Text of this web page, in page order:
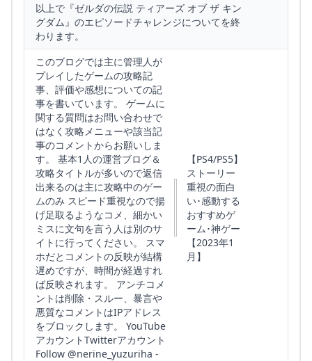
以上で『ゼルダの伝説 ティアーズ オブ ザ キン
グダム』のエピソードチャレンジについてを終
わります。
このブログでは主に管理人が
プレイしたゲームの攻略記
事、評価や感想についての記
事を書いています。 ゲームに
関する質問はお問い合わせで
はなく攻略メニューや該当記
事のコメントからお願いしま
す。 基本1人の運営ブログ＆
攻略タイトルが多いので返信
出来るのは主に攻略中のゲー
ムのみ スピード重視なので揚
げ足取るようなコメ、細かい
ミスに文句を言う人は別のサ
イトに行ってください。 スマ
ホだとコメントの反映が結構
遅めですが、時間が経過すれ
ば反映されます。 アンチコメ
ントは削除・スルー、暴言や
悪質なコメントはIPアドレス
をブロックします。 YouTube
アカウントTwitterアカウント
Follow @nerine_yuzuriha -
【PS4/PS5】
ストーリー
重視の面白
い･感動する
おすすめゲ
ーム･神ゲー
【2023年1
月】